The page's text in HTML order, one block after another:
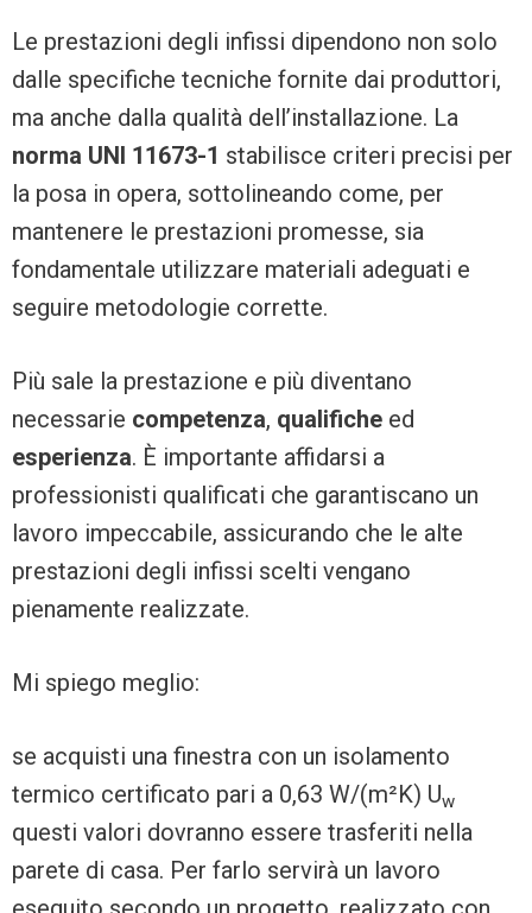
Le prestazioni degli infissi dipendono non solo
dalle specifiche tecniche fornite dai produttori,
ma anche dalla qualità dell’installazione. La
norma UNI 11673-1 stabilisce criteri precisi per
la posa in opera, sottolineando come, per
mantenere le prestazioni promesse, sia
fondamentale utilizzare materiali adeguati e
seguire metodologie corrette.
Più sale la prestazione e più diventano
necessarie competenza, qualifiche ed
esperienza. È importante affidarsi a
professionisti qualificati che garantiscano un
lavoro impeccabile, assicurando che le alte
prestazioni degli infissi scelti vengano
pienamente realizzate.
Mi spiego meglio:
se acquisti una finestra con un isolamento
termico certificato pari a 0,63 W/(m²K) Uw
questi valori dovranno essere trasferiti nella
parete di casa. Per farlo servirà un lavoro